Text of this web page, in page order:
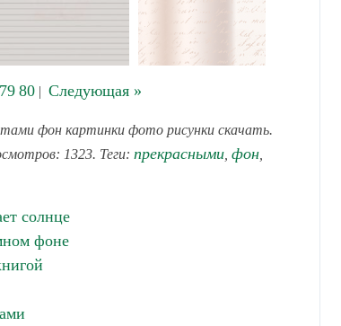
79 80| Следующая »
фон картинки фото рисунки скачать.
1323. Теги: прекрасными фон
солнце
фоне